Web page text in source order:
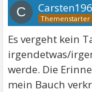
C
Es vergeht kein
irgendetwas/
werde. Die
mein Bauch